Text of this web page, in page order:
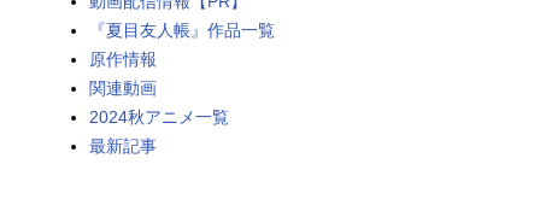
男性声優/女性声優一覧
『夏目友人帳』作品一覧
原作情報
関連動画
2024秋アニメ一覧
最新記事